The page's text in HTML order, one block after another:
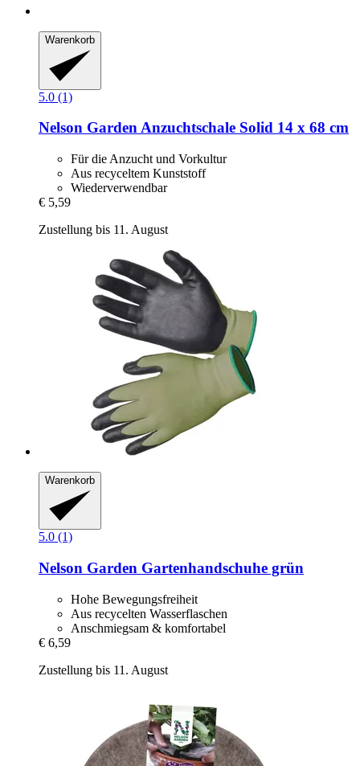
Warenkorb
5.0 (1)
Nelson GardenAnzuchtschale Solid 14 x 68 cm
Für die Anzucht und Vorkultur
Aus recyceltem Kunststoff
Wiederverwendbar
€ 5,59
Zustellung bis 11. August
Warenkorb
5.0 (1)
Nelson Garden Gartenhandschuhe grün
Hohe Bewegungsfreiheit
Aus recycelten Wasserflaschen
Anschmiegsam & komfortabel
€ 6,59
Zustellung bis 11. August